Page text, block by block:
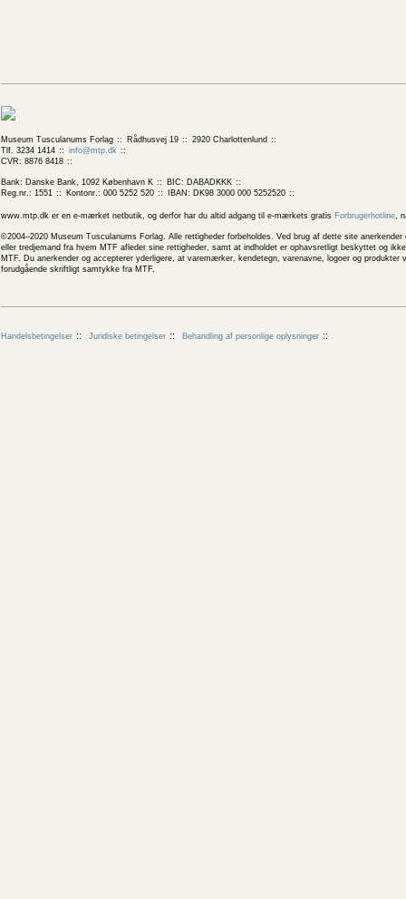
Museum Tusculanums Forlag Rådhusvej 19
2920 Charlottenlund
Tlf. 3234 1414
info@mtp.dk
CVR: 8876 8418
Bank: Danske Bank, 1092 København K
BIC: DABADKKK
Reg.nr.: 1551
Kontonr.: 000 5252 520 IBAN: DK98 3000 000 5252520
www.mtp.dk er en e-mærket netbutik, og derfor har du altid adgang til e-mærkets gratis Forbrugerhotline,
©2004–2020 Museum Tusculanums Forlag. Alle rettigheder forbeholdes. Ved brug af dette site
eller tredjemand fra hvem MTF afleder sine rettigheder, samt at indholdet er ophavsretligt beskyttet og
MTF. Du anerkender og accepterer yderligere, at varemærker, kendetegn, varenavne, logoer og
forudgående skriftligt samtykke fra MTF.
Handelsbetingelser Juridiske betingelser Behandling af personlige oplysninger